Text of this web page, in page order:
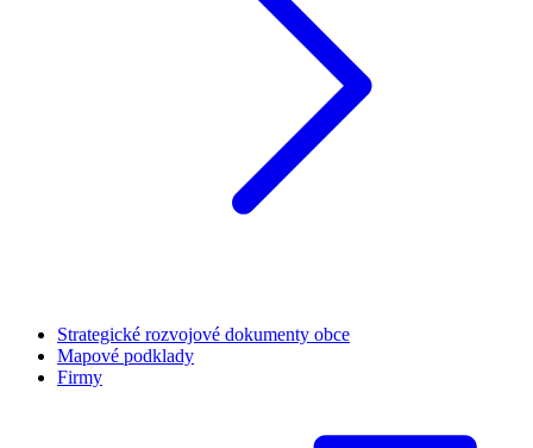
Strategické rozvojové dokumenty obce
Mapové podklady
Firmy